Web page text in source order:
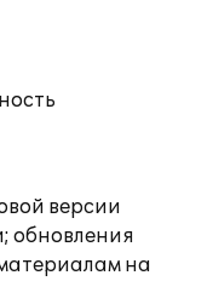
версии
обновления
на